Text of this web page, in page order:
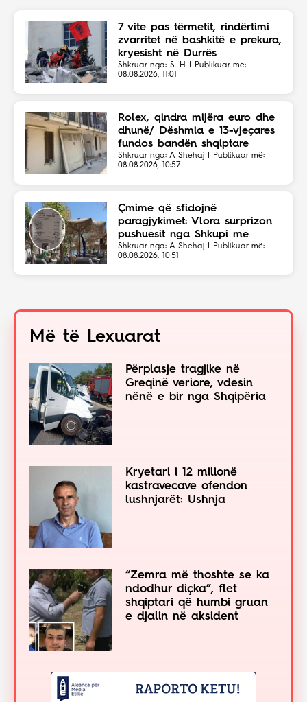
7 vite pas tërmetit, rindërtimi
zvarritet në bashkitë e prekura,
kryesisht në Durrës
Shkruar nga: S. H | Publikuar më:
08.08.2026, 11:01
Rolex, qindra mijëra euro dhe
dhunë/ Dëshmia e 13-vjeçares
fundos bandën shqiptare
Shkruar nga: A Shehaj | Publikuar më:
08.08.2026, 10:57
Çmime që sfidojnë
paragjykimet: Vlora surprizon
pushuesit nga Shkupi me
faturën ekonomike
Shkruar nga: A Shehaj | Publikuar më:
08.08.2026, 10:51
Më të Lexuarat
Përplasje tragjike në
Greqinë veriore, vdesin
nënë e bir nga Shqipëria
Kryetari i 12 milionë
kastravecave ofendon
lushnjarët: Ushnja
“Zemra më thoshte se ka
ndodhur diçka”, flet
shqiptari që humbi gruan
e djalin në aksident